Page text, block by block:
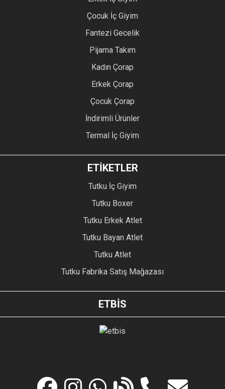
Çocuk İç Giyim
Fantezi Gecelik
Pijama Takım
Kadın Çorap
Erkek Çorap
Çocuk Çorap
İndirimli Ürünler
Termal İç Giyim
ETİKETLER
Tutku İç Giyim
Tutku Boxer
Tutku Erkek Atlet
Tutku Bayan Atlet
Tutku Atlet
Tutku Fabrika Satış Mağazası
ETBİS